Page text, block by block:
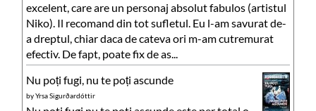
excelent, care are un personaj absolut fabulos (artistul
Niko). Il recomand din tot sufletul. Eu l-am savurat de-
a dreptul, chiar daca de cateva ori m-am cutremurat
efectiv. De fapt, poate fix de as...
Nu poți fugi, nu te poți ascunde
byYrsa Sigurðardóttir